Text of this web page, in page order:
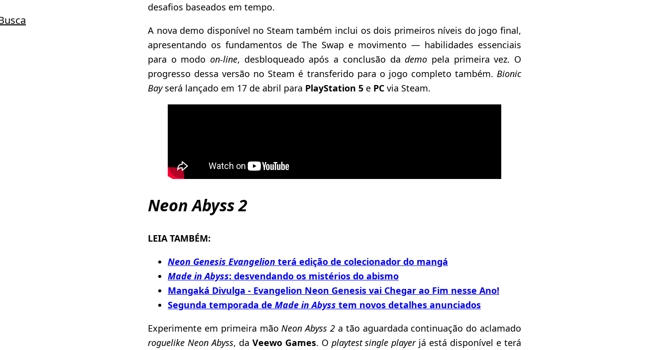
desafios baseados em tempo.
A nova demo disponível no Steam também inclui os dois primeiros níveis do jogo final,
apresentando os fundamentos de The Swap e movimento — habilidades essenciais
para o modoon-line, desbloqueado após a conclusão dademo pela primeira vez. O
progresso dessa versão no Steam é transferido para o jogo completo também. Bionic
Bayserá lançado em 17 de abril para PlayStation 5 e PC via Steam.
Neon Abyss 2
LEIA TAMBÉM:
Neon Genesis Evangelion terá edição de colecionador do mangá
Made in Abyss: desvendando os mistérios do abismo
Mangaká Divulga - Evangelion Neon Genesis vai Chegar ao Fim nesse Ano!
Segunda temporada de Made in Abyss tem novos detalhes anunciados
Experimente em primeira mãoNeon Abyss 2 a tão aguardada continuação do aclamado
roguelike Neon Abyss, da Veewo Games. O playtest single playerjá está disponível e terá